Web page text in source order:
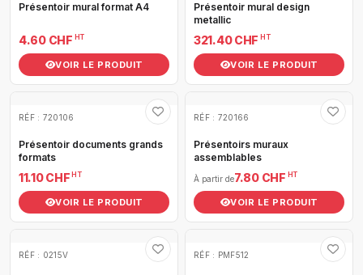
Présentoir mural format A4
4.60 CHF HT
VOIR LE PRODUIT
Présentoir mural design
metallic
321.40 CHF HT
VOIR LE PRODUIT
RÉF : 720106
Présentoir documents grands
formats
11.10 CHF HT
VOIR LE PRODUIT
RÉF : 720166
Présentoirs muraux
assemblables
À partir de7.80 CHF HT
VOIR LE PRODUIT
RÉF : 0215V RÉF : PMF512